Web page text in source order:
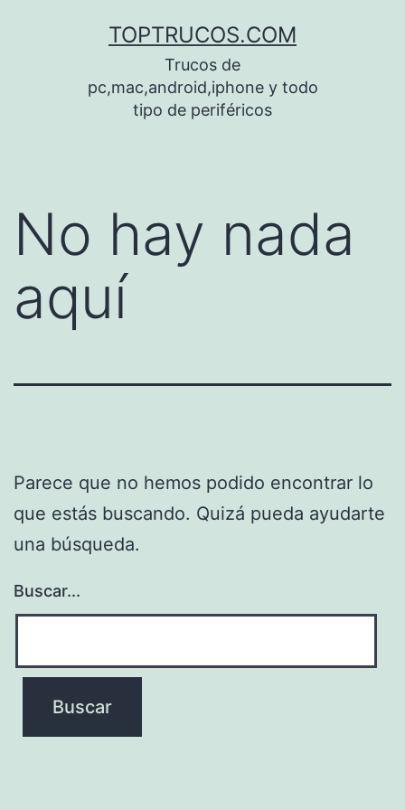
TOPTRUCOS.COM
Trucos de
pc,mac,android,iphone y todo
tipo de periféricos
No hay nada
aquí
Parece que no hemos podido encontrar lo
que estás buscando. Quizá pueda ayudarte
una búsqueda.
Buscar...